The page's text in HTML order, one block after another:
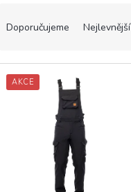
Doporučujeme Nejlevnější
V
AKCE